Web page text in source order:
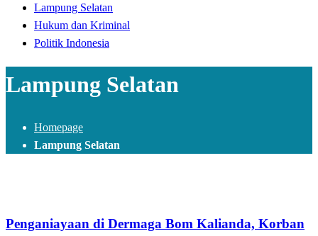
Lampung Selatan
Hukum dan Kriminal
Politik Indonesia
Lampung Selatan
Homepage
Lampung Selatan
Penganiayaan di Dermaga Bom Kalianda, Korban